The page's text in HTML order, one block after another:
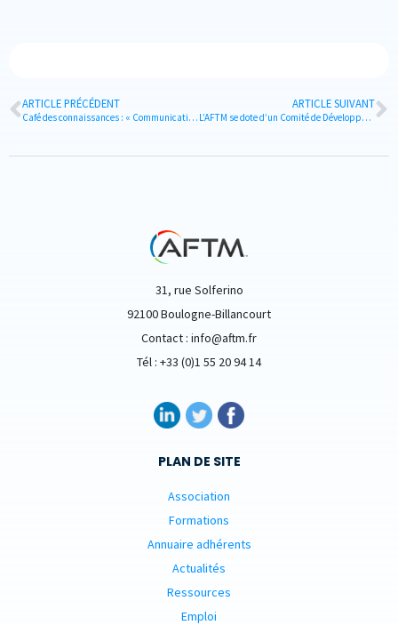
ARTICLE PRÉCÉDENT
Café des connaissances : « Communication vers le voyageur : de la cacophonie à la symphonie »
ARTICLE SUIVANT
L’AFTM se dote d’un Comité de Développement !
31, rue Solferino
92100 Boulogne-Billancourt
Contact : info@aftm.fr
Tél : +33 (0)1 55 20 94 14
PLAN DE SITE
Association
Formations
Annuaire adhérents
Actualités
Ressources
Emploi